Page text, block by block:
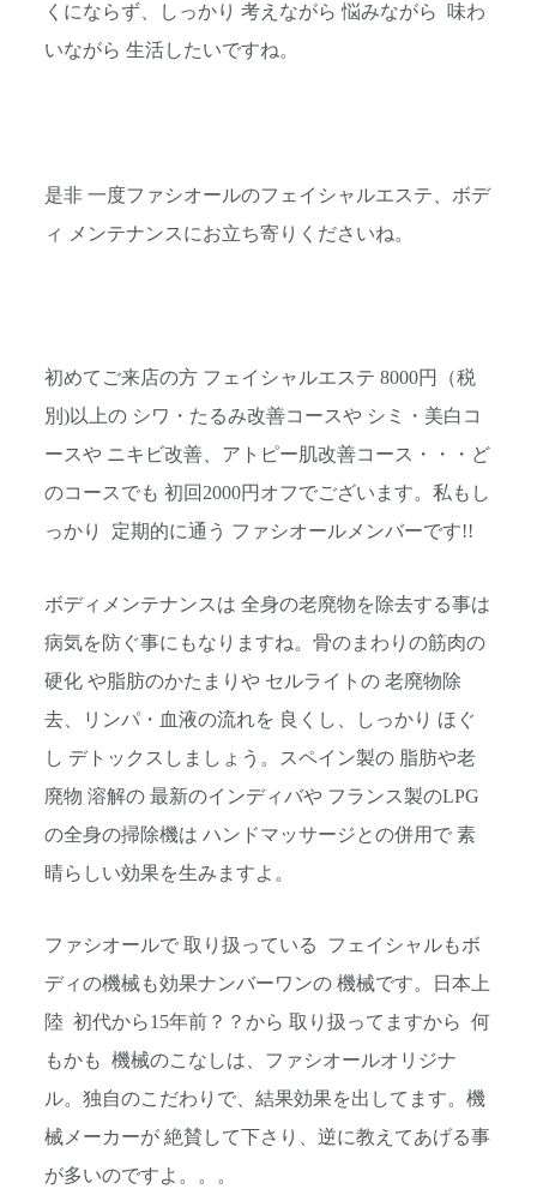
くにならず、しっかり 考えながら 悩みながら 味わ
いながら 生活したいですね。
是非 一度ファシオールのフェイシャルエステ、ボデ
ィ メンテナンスにお立ち寄りくださいね。
初めてご来店の方 フェイシャルエステ 8000円（税
別)以上の シワ・たるみ改善コースや シミ・美白コ
ースや ニキビ改善、アトピー肌改善コース・・・ど
のコースでも 初回2000円オフでございます。私もし
っかり 定期的に通う ファシオールメンバーです!!
ボディメンテナンスは 全身の老廃物を除去する事は
病気を防ぐ事にもなりますね。骨のまわりの筋肉の
硬化 や脂肪のかたまりや セルライトの 老廃物除
去、リンパ・血液の流れを 良くし、しっかり ほぐ
し デトックスしましょう。スペイン製の 脂肪や老
廃物 溶解の 最新のインディバや フランス製のLPG
の全身の掃除機は ハンドマッサージとの併用で 素
晴らしい効果を生みますよ。
ファシオールで 取り扱っている フェイシャルもボ
ディの機械も効果ナンバーワンの 機械です。日本上
陸 初代から15年前？？から 取り扱ってますから 何
もかも 機械のこなしは、ファシオールオリジナ
ル。独自のこだわりで、結果効果を出してます。機
械メーカーが 絶賛して下さり、逆に教えてあげる事
が多いのですよ。。。